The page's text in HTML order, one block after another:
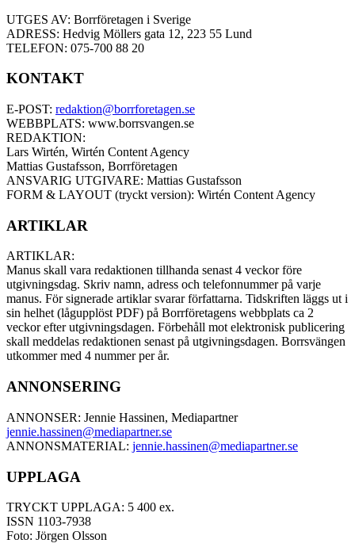
UTGES AV: Borrföretagen i Sverige
ADRESS: Hedvig Möllers gata 12, 223 55 Lund
TELEFON: 075-700 88 20
KONTAKT
E-POST: redaktion@borrforetagen.se
WEBBPLATS: www.borrsvangen.se
REDAKTION:
Lars Wirtén, Wirtén Content Agency
Mattias Gustafsson, Borrföretagen
ANSVARIG UTGIVARE: Mattias Gustafsson
FORM & LAYOUT (tryckt version): Wirtén Content Agency
ARTIKLAR
ARTIKLAR:
Manus skall vara redaktionen tillhanda senast 4 veckor före
utgivningsdag. Skriv namn, adress och telefonnummer på varje
manus. För signerade artiklar svarar författarna. Tidskriften läggs ut i
sin helhet (lågupplöst PDF) på Borrföretagens webbplats ca 2
veckor efter utgivningsdagen. Förbehåll mot elektronisk publicering
skall meddelas redaktionen senast på utgivningsdagen. Borrsvängen
utkommer med 4 nummer per år.
ANNONSERING
ANNONSER: Jennie Hassinen, Mediapartner
jennie.hassinen@mediapartner.se
ANNONSMATERIAL: jennie.hassinen@mediapartner.se
UPPLAGA
TRYCKT UPPLAGA: 5 400 ex.
ISSN 1103-7938
Foto: Jörgen Olsson